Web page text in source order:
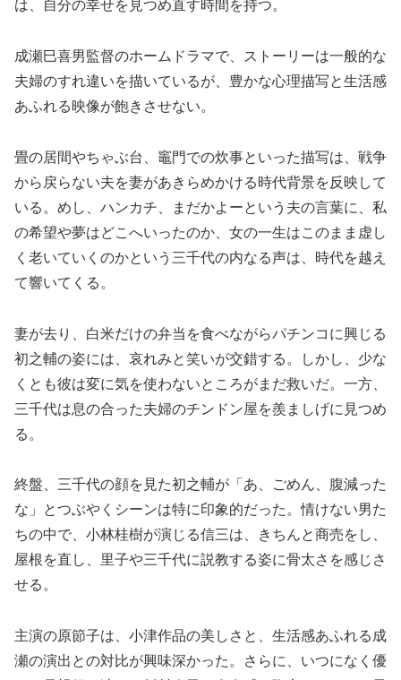
は、自分の幸せを見つめ直す時間を持つ。
成瀬巳喜男監督のホームドラマで、ストーリーは一般的な
夫婦のすれ違いを描いているが、豊かな心理描写と生活感
あふれる映像が飽きさせない。
畳の居間やちゃぶ台、竈門での炊事といった描写は、戦争
から戻らない夫を妻があきらめかける時代背景を反映して
いる。めし、ハンカチ、まだかよーという夫の言葉に、私
の希望や夢はどこへいったのか、女の一生はこのまま虚し
く老いていくのかという三千代の内なる声は、時代を越え
て響いてくる。
妻が去り、白米だけの弁当を食べながらパチンコに興じる
初之輔の姿には、哀れみと笑いが交錯する。しかし、少な
くとも彼は変に気を使わないところがまだ救いだ。一方、
三千代は息の合った夫婦のチンドン屋を羨ましげに見つめ
る。
終盤、三千代の顔を見た初之輔が「あ、ごめん、腹減った
な」とつぶやくシーンは特に印象的だった。情けない男た
ちの中で、小林桂樹が演じる信三は、きちんと商売をし、
屋根を直し、里子や三千代に説教する姿に骨太さを感じさ
せる。
主演の原節子は、小津作品の美しさと、生活感あふれる成
瀬の演出との対比が興味深かった。さらに、いつになく優